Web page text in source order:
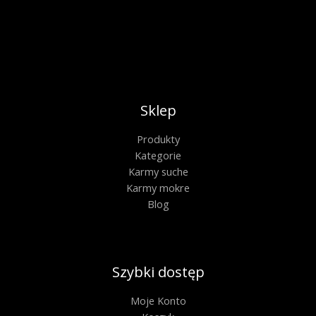
Sklep
Produkty
Kategorie
Karmy suche
Karmy mokre
Blog
Szybki dostęp
Moje Konto